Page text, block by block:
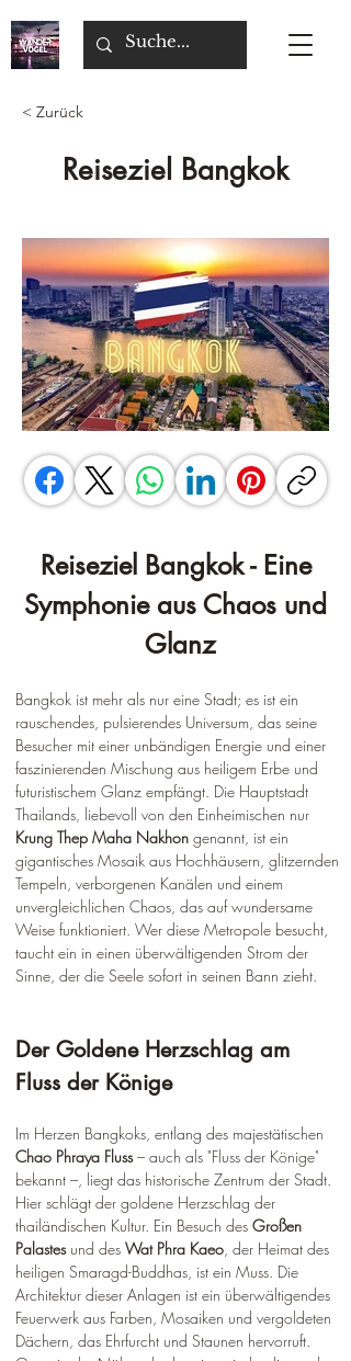
< Zurück
Reiseziel Bangkok
Reiseziel Bangkok - Eine
Symphonie aus Chaos und
Glanz
Bangkok ist mehr als nur eine Stadt; es ist ein
rauschendes, pulsierendes Universum, das seine
Besucher mit einer unbändigen Energie und einer
faszinierenden Mischung aus heiligem Erbe und
futuristischem Glanz empfängt. Die Hauptstadt
Thailands, liebevoll von den Einheimischen nur
Krung Thep Maha Nakhon genannt, ist ein
gigantisches Mosaik aus Hochhäusern, glitzernden
Tempeln, verborgenen Kanälen und einem
unvergleichlichen Chaos, das auf wundersame
Weise funktioniert. Wer diese Metropole besucht,
taucht ein in einen überwältigenden Strom der
Sinne, der die Seele sofort in seinen Bann zieht.
Der Goldene Herzschlag am
Fluss der Könige
Im Herzen Bangkoks, entlang des majestätischen
Chao Phraya Fluss – auch als "Fluss der Könige"
bekannt –, liegt das historische Zentrum der Stadt.
Hier schlägt der goldene Herzschlag der
thailändischen Kultur. Ein Besuch des Großen
Palastes und des Wat Phra Kaeo, der Heimat des
heiligen Smaragd-Buddhas, ist ein Muss. Die
Architektur dieser Anlagen ist ein überwältigendes
Feuerwerk aus Farben, Mosaiken und vergoldeten
Dächern, das Ehrfurcht und Staunen hervorruft.